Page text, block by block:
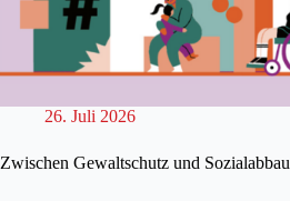
26. Juli 2026
Zwischen Gewaltschutz und Sozialabbau